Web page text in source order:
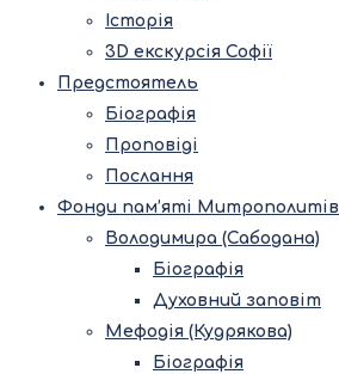
Історія
3D екскурсія Софії
Предстоятель
Біографія
Проповіді
Послання
Фонди пам’яті Митрополитів
Володимира (Сабодана)
Біографія
Духовний заповіт
Мефодія (Кудрякова)
Біографія